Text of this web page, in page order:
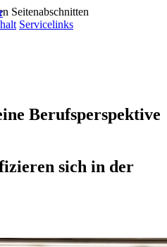
Seitenabschnitten
Servicelinks
Berufsperspektive
sich in der